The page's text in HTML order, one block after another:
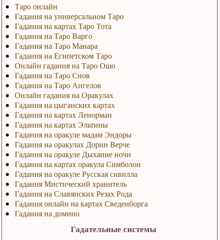
Таро онлайн
Гадания на универсальном Таро
Гадания на картах Таро Тота
Гадания на Таро Варго
Гадания на Таро Манара
Гадания на Египетском Таро
Онлайн гадания на Таро Ошо
Гадания на Таро Снов
Гадания на Таро Ангелов
Онлайн гадания на Оракулах
Гадания на цыганских картах
Гадания на картах Ленорман
Гадания на картах Эльтины
Гадания на оракуле мадам Эндоры
Гадания на оракулах Дорин Верче
Гадания на оракуле Дыхание ночи
Гадания на картах оракула Симболон
Гадания на оракуле Русская сивилла
Гадания Мистический хранитель
Гадания на Славянских Резах Рода
Гадания онлайн на картах Сведенборга
Гадания на домино
Гадательные системы